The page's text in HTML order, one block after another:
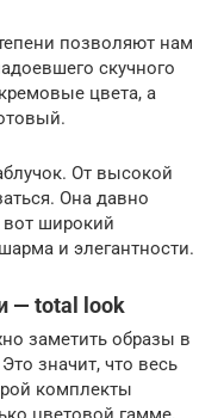
позволяют нам
скучного
цвета, а
От высокой
Она давно
вот широкий
и элегантности.
— total look
заметить образы в
значит, что весь
комплекты